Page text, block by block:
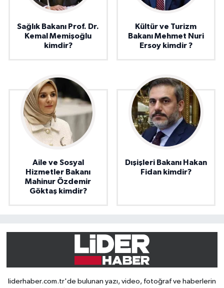
Sağlık Bakanı Prof. Dr.
Kemal Memişoğlu
kimdir?
Kültür ve Turizm
Bakanı Mehmet Nuri
Ersoy kimdir ?
Aile ve Sosyal
Hizmetler Bakanı
Mahinur Özdemir
Göktaş kimdir?
Dışişleri Bakanı Hakan
Fidan kimdir?
liderhaber.com.tr'de bulunan yazı, video, fotoğraf ve haberlerin